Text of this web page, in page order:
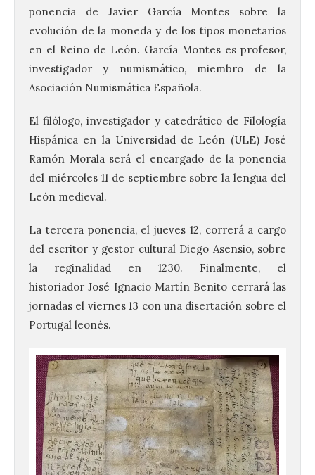
ponencia de Javier García Montes sobre la
evolución de la moneda y de los tipos monetarios
en el Reino de León. García Montes es profesor,
investigador y numismático, miembro de la
Asociación Numismática Española.
El filólogo, investigador y catedrático de Filología
Hispánica en la Universidad de León (ULE) José
Ramón Morala será el encargado de la ponencia
del miércoles 11 de septiembre sobre la lengua del
León medieval.
La tercera ponencia, el jueves 12, correrá a cargo
del escritor y gestor cultural Diego Asensio, sobre
la reginalidad en 1230. Finalmente, el
historiador José Ignacio Martín Benito cerrará las
jornadas el viernes 13 con una disertación sobre el
Portugal leonés.